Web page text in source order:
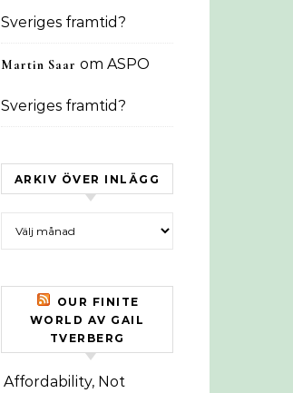
Sveriges framtid?
Martin Saar om ASPO
Sveriges framtid?
ARKIV ÖVER INLÄGG
OUR FINITE
WORLD AV GAIL
TVERBERG
Affordability, Not